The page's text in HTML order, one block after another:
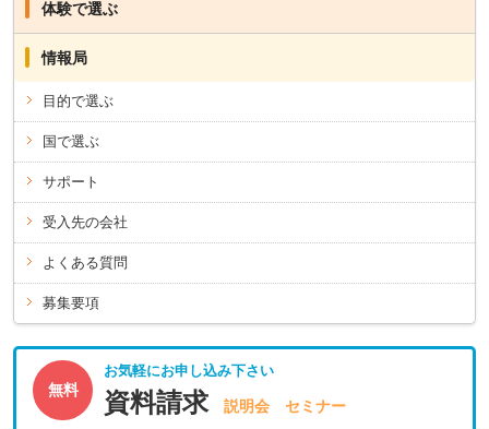
体験で選ぶ
情報局
目的で選ぶ
国で選ぶ
サポート
受入先の会社
よくある質問
募集要項
無料
お気軽にお申し込み下さい
資料請求 説明会 セミナー